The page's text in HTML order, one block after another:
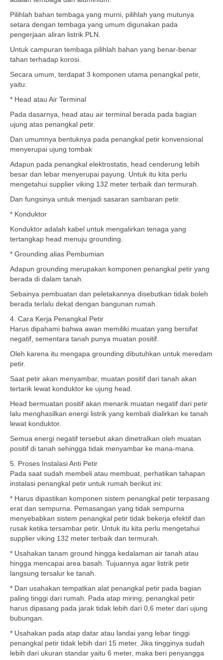
Pilihlah bahan tembaga yang murni, pilihlah yang mutunya
setara dengan tembaga yang umum digunakan pada
pengerjaan aliran listrik PLN.
Untuk campuran tembaga pilihlah bahan yang benar-benar
tahan terhadap korosi.
Secara umum, terdapat 3 komponen utama penangkal petir,
yaitu:
* Head atau Air Terminal
Pada dasarnya, head atau air terminal berada pada bagian
ujung atas penangkal petir.
Dan umumnya bentuknya pada penangkal petir konvensional
menyerupai ujung tombak
Adapun pada penangkal elektrostatis, head cenderung lebih
besar dan lebar menyerupai payung. Untuk itu kita perlu
mengetahui supplier viking 132 meter terbaik dan termurah.
Dan fungsinya untuk menjadi sasaran sambaran petir.
* Konduktor
Konduktor adalah kabel untuk mengalirkan tenaga yang
tertangkap head menuju grounding.
* Grounding alias Pembumian
Adapun grounding merupakan komponen penangkal petir yang
berada di dalam tanah.
Sebainya pembuatan dan peletakannya disebutkan tidak boleh
berada terlalu dekat dengan bangunan rumah.
4. Cara Kerja Penangkal Petir
Harus dipahami bahwa awan memiliki muatan yang bersifat
negatif, sementara tanah punya muatan positif.
Oleh karena itu mengapa grounding dibutuhkan untuk meredam
petir.
Saat petir akan menyambar, muatan positif dari tanah akan
tertarik lewat konduktor ke ujung head.
Head bermuatan positif akan menarik muatan negatif dari petir
lalu menghasilkan energi listrik yang kembali dialirkan ke tanah
lewat konduktor.
Semua energi negatif tersebut akan dinetralkan oleh muatan
positif di tanah sehingga tidak menyambar ke mana-mana.
5. Proses Instalasi Anti Petir
Pada saat sudah membeli atau membuat, perhatikan tahapan
instalasi penangkal petir untuk rumah berikut ini:
* Harus dipastikan komponen sistem penangkal petir terpasang
erat dan sempurna. Pemasangan yang tidak sempurna
menyebabkan sistem penangkal petir tidak bekerja efektif dan
rusak ketika tersambar petir. Untuk itu kita perlu mengetahui
supplier viking 132 meter terbaik dan termurah.
* Usahakan tanam ground hingga kedalaman air tanah atau
hingga mencapai area basah. Tujuannya agar listrik petir
langsung tersalur ke tanah.
* Dan usahakan tempatkan alat penangkal petir pada bagian
paling tinggi dari rumah. Pada atap miring, penangkal petir
harus dipasang pada jarak tidak lebih dari 0,6 meter dari ujung
bubungan.
* Usahakan pada atap datar atau landai yang lebar tinggi
penangkal petir tidak lebih dari 15 meter. Jika tingginya sudah
lebih dari ukuran standar yaitu 6 meter, maka beri penyangga